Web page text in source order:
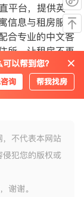
平台，提供英
信息与租房服
合专业的中文客
所，让租房不再
，欢迎访问
租房建议。
不代表本网站
犯您的版权或
谢谢。
以帮到您？
询 帮我找房